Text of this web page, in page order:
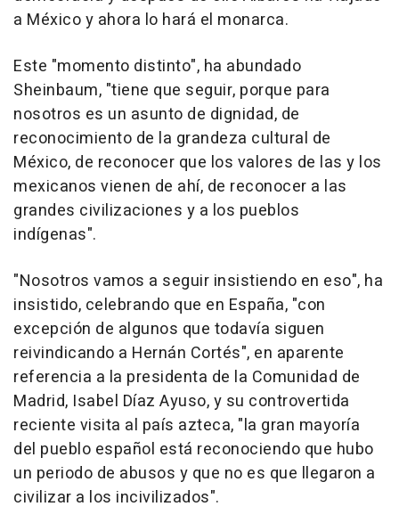
a México y ahora lo hará el monarca.
Este "momento distinto", ha abundado
Sheinbaum, "tiene que seguir, porque para
nosotros es un asunto de dignidad, de
reconocimiento de la grandeza cultural de
México, de reconocer que los valores de las y los
mexicanos vienen de ahí, de reconocer a las
grandes civilizaciones y a los pueblos
indígenas".
"Nosotros vamos a seguir insistiendo en eso", ha
insistido, celebrando que en España, "con
excepción de algunos que todavía siguen
reivindicando a Hernán Cortés", en aparente
referencia a la presidenta de la Comunidad de
Madrid, Isabel Díaz Ayuso, y su controvertida
reciente visita al país azteca, "la gran mayoría
del pueblo español está reconociendo que hubo
un periodo de abusos y que no es que llegaron a
civilizar a los incivilizados".